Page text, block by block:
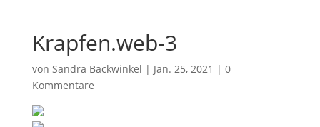
Krapfen.web-3
von Sandra Backwinkel | Jan. 25, 2021 | 0
Kommentare